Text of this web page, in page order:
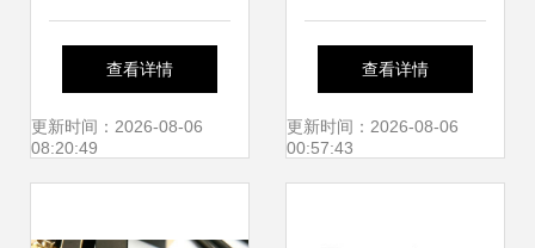
的黄金选择，创新
呵护美丽事业
查看详情
更新时间：2026-08-06
08:20:49
套装 初学者与学生
的全能彩妆指南
查看详情
更新时间：2026-08-06
00:57:43